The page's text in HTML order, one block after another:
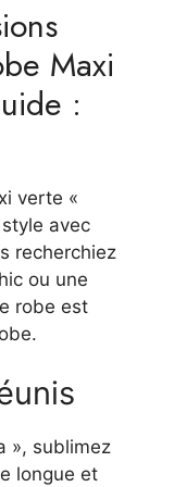
Maxi
:
verte «
avec
recherchiez
ou une
robe est
», sublimez
longue et